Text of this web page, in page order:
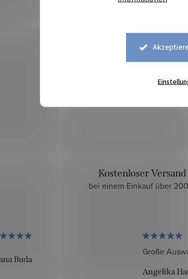
Sicherer Kauf
Kostenloser Versand
bei einem Einkauf über
Buda
Große
Angelika